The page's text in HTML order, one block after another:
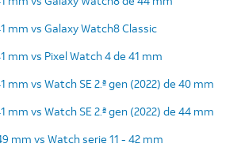
mm vs Galaxy Watch8 Classic
mm vs Pixel Watch 4 de 41 mm
mm vs Watch SE 2.ª gen (2022) de 40 mm
mm vs Watch SE 2.ª gen (2022) de 44 mm
mm vs Watch serie 11 - 42 mm